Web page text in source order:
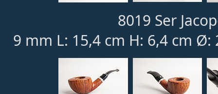
8019 Ser
9 mm L: 15,4 cm H: 6,4 cm